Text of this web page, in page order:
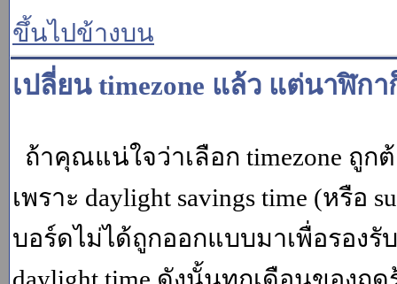
ขึ้นไปข้างบน
เปลี่ยน timezone แล้ว แต่นาฬิกา
ถ้าคุณแน่ใจว่าเลือก timezone ถู
เพราะ daylight savings time (หรือ
บอร์ดไม่ได้ถูกออกแบบมาเพื่อรอง